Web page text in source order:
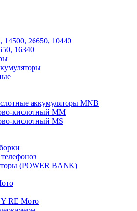
14500, 26650, 10440
16340
аккумуляторы MNB
кислотный MM
кислотный MS
(POWER BANK)
RE Мото